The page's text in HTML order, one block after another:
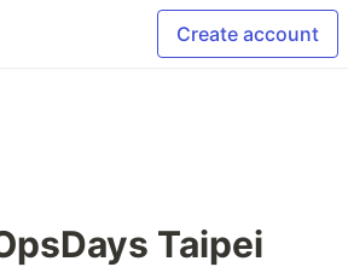
Create account
Taipei